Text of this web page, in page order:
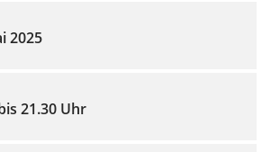
2025
21.30 Uhr